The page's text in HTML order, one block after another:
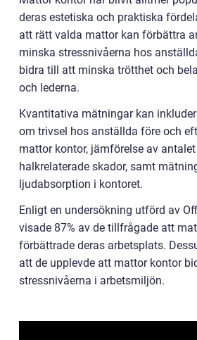
deras estetiska och praktiska
att rätt valda mattor kan förbättra
minska stressnivåerna hos
bidra till att minska trötthet och
och lederna.
Kvantitativa mätningar kan
om trivsel hos anställda före och
mattor kontor, jämförelse av
halkrelaterade skador, samt
ljudabsorption i kontoret.
Enligt en undersökning utförd av
visade 87% av de tillfrågade att
förbättrade deras arbetsplats.
att de upplevde att mattor kontor
stressnivåerna i arbetsmiljön.